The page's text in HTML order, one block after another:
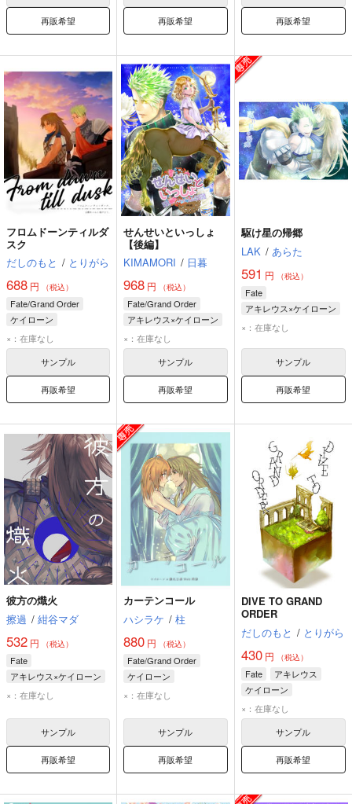
再販希望 再販希望 再販希望
フロムドーンティルダ
スク
だしのもと / とりがら
688 円 （税込）
Fate/Grand Order
ケイローン
アキレウス
×：在庫なし
サンプル
再販希望
せんせいといっしょ
【後編】
KIMAMORI / 日暮
968 円 （税込）
Fate/Grand Order
アキレウス×ケイローン
アキレウス
ケイローン
×：在庫なし
サンプル
再販希望
駆け星の帰郷
LAK / あらた
591 円 （税込）
Fate
アキレウス×ケイローン
アキレウス
×：在庫なし
サンプル
再販希望
彼方の熾火
擦過 / 紺谷マダ
532 円 （税込）
Fate
アキレウス×ケイローン
アキレウス
×：在庫なし
サンプル
再販希望
カーテンコール
ハシラケ / 柱
880 円 （税込）
Fate/Grand Order
ケイローン
藤丸立香（ぐだ子）
×：在庫なし
サンプル
再販希望
DIVE TO GRAND
ORDER
だしのもと / とりがら
430円 （税込）
Fate
アキレウス
ケイローン
×：在庫なし
サンプル
再販希望